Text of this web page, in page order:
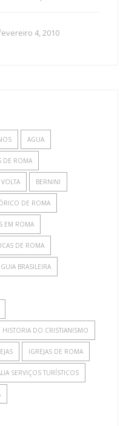
4, 2010
AGUA
DE ROMA
VOLTA BERNINI
DE ROMA
EM ROMA
DE ROMA
GUIA BRASILEIRA
HISTORIA DO CRISTIANISMO
IGREJAS DE ROMA
SERVIÇOS TURÍSTICOS